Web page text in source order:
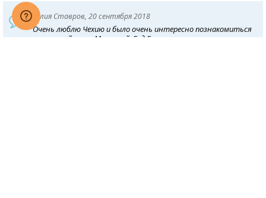
Юлия Ставров, 20 сентября 2018
Очень люблю Чехию и было очень интересно познакомиться
с этим районом -Моравией. Гид Галина очень